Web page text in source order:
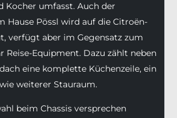
Kocher umfasst. Auch der
Hause Pössl wird auf die Citroën-
verfügt aber im Gegensatz zum
Reise-Equipment. Dazu zählt neben
eine komplette Küchenzeile, ein
weiterer Stauraum.
beim Chassis versprechen